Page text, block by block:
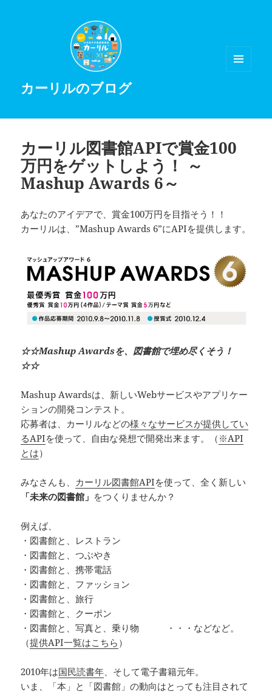
カーリルのブログ
カーリル図書館APIで賞金100
万円をゲットしよう！ ～
Mashup Awards 6～
あなたのアイデアで、賞金100万円を目指そう！！
カーリルは、”Mashup Awards 6”にAPIを提供します。
☆☆Mashup Awardsを、図書館で埋め尽くそう！
☆☆
Mashup Awardsは、新しいWebサービスやアプリケー
ションの開発コンテスト。
応募者は、カーリルなどの様々なサービスが提供してい
るAPIを使って、自由な発想で開発出来ます。（ ※API
とは）
みなさんも、 カーリル図書館APIを使って、全く新しい
「未来の図書館」 をつくりませんか？
例えば、
・図書館と、レストラン
・図書館と、つぶやき
・図書館と、携帯電話
・図書館と、ファッション
・図書館と、旅行
・図書館と、クーポン
・図書館と、写真と、乗り物 ・・・などなど。
（提供API一覧はこちら ）
2010年は国民読書年 、そして電子書籍元年。
いま、「本」と「図書館」の動向はとっても注目されて